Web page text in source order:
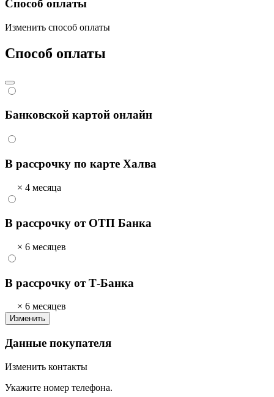
Способ оплаты
Изменить способ оплаты
Способ оплаты
Банковской картой онлайн
В рассрочку по карте Халва
× 4 месяца
В рассрочку от ОТП Банка
× 6 месяцев
В рассрочку от Т-Банка
× 6 месяцев
Изменить
Данные покупателя
Изменить контакты
Укажите номер телефона.